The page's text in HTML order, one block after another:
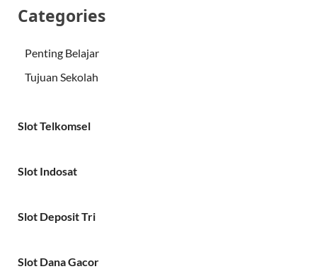
Categories
Penting Belajar
Tujuan Sekolah
Slot Telkomsel
Slot Indosat
Slot Deposit Tri
Slot Dana Gacor